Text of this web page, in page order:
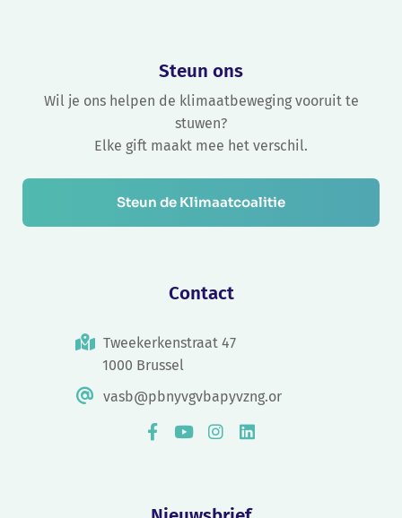
Steun ons
Wil je ons helpen de klimaatbeweging vooruit te
stuwen?
Elke gift maakt mee het verschil.
Steun de Klimaatcoalitie
Contact
Tweekerkenstraat 47
1000 Brussel
vasb@pbnyvgvbapyvzng.or